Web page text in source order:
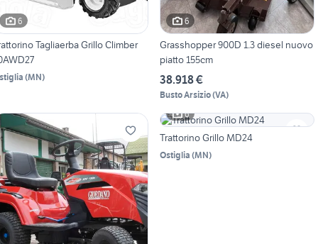
6
Tagliaerba Grillo Climber
(MN)
6
Grasshopper 900D 1.3 diesel nuovo
piatto 155cm
38.918 €
Busto Arsizio(VA)
6
Trattorino Grillo MD24
Ostiglia (MN)